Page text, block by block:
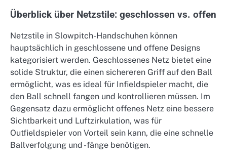
Überblick über Netzstile: geschlossen vs. offen
Netzstile in Slowpitch-Handschuhen können
hauptsächlich in geschlossene und offene Designs
kategorisiert werden. Geschlossenes Netz bietet eine
solide Struktur, die einen sichereren Griff auf den Ball
ermöglicht, was es ideal für Infieldspieler macht, die
den Ball schnell fangen und kontrollieren müssen. Im
Gegensatz dazu ermöglicht offenes Netz eine bessere
Sichtbarkeit und Luftzirkulation, was für
Outfieldspieler von Vorteil sein kann, die eine schnelle
Ballverfolgung und -fänge benötigen.